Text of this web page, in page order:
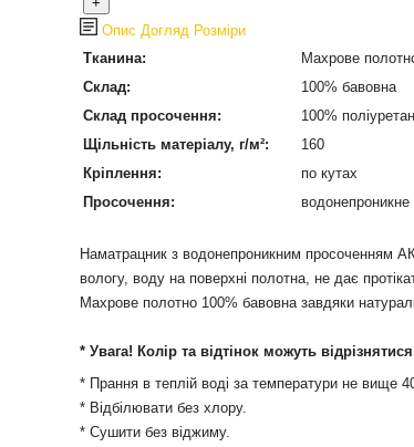
Опис Догляд Розміри
Тканина:
Махрове
Склад:
100% бавовна
Склад просочення:
100%
Щільність матеріалу, г/м²:
160
Кріплення:
по кутах
Просочення:
водонепроникне
Наматрацник з водонепроникним просоченням
вологу, воду на поверхні полотна, не дає
Махрове полотно 100% бавовна завдяки
* Увага! Колір та відтінок можуть
* Прання в теплій воді за температури не вище
* Відбілювати без хлору.
* Сушити без віджиму.